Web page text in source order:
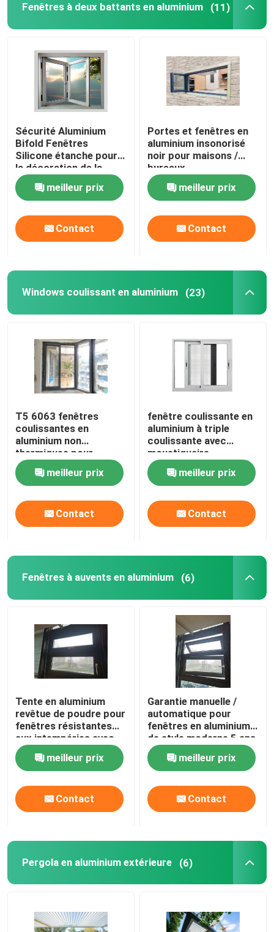
Produits
vidéos
Au sujet de nous
Visite d'usine
Demandez une citation
Fenêtres à deux battants en aluminium
Windows coulissant en aluminium
Fenêtres à auvents en aluminium
Pergola en aluminium extérieure
Sunroom en verre de toit
Une canopée de jardin imperméable
Portes coulissantes en aluminium
Portes pliantes en aluminium
Fenêtres à deux battants en aluminium (11)
Sécurité Aluminium
Bifold Fenêtres
Silicone étanche pour
la décoration de la
maison
meilleur prix
Contact
Portes et fenêtres en
aluminium insonorisé
noir pour maisons /
bureaux
meilleur prix
Contact
Windows coulissant en aluminium (23)
T5 6063 fenêtres
coulissantes en
aluminium non
thermiques pour
cuisine
meilleur prix
Contact
fenêtre coulissante en
aluminium à triple
coulissante avec
moustiquaire
meilleur prix
Contact
Fenêtres à auvents en aluminium (6)
Tente en aluminium
revêtue de poudre pour
fenêtres résistantes
aux intempéries avec
écran solaire
meilleur prix
Contact
Garantie manuelle /
automatique pour
fenêtres en aluminium
de style moderne 5 ans
meilleur prix
Contact
Pergola en aluminium extérieure (6)